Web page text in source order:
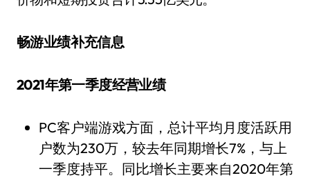
畅游业绩补充信息
2021年第一季度经营业绩
PC客户端游戏方面，总计平均月度活跃用
户数为230万，较去年同期增长7%，与上
一季度持平。同比增长主要来自2020年第